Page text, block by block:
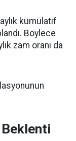
kümülatif
Böylece
zam oranı da